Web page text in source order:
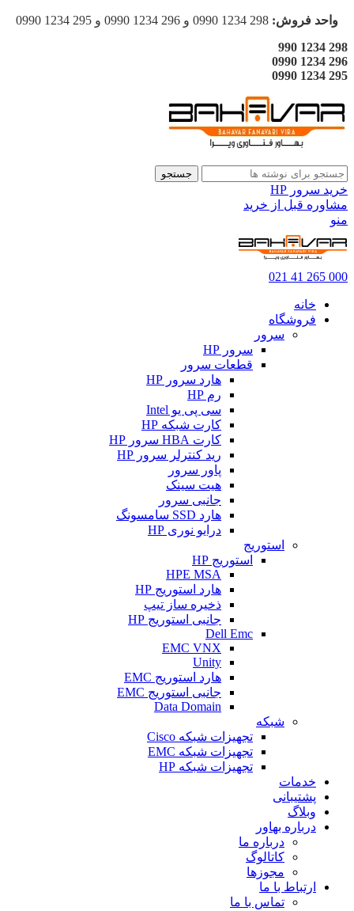
واحد فروش:
298 1234 990
296 1234 0990
295 1234 0990
جستجو
خرید سرور HP
مشاوره قبل از خرید
منو
000 265 41 021
خانه
فروشگاه
سرور
سرور HP
قطعات سرور
هارد سرور HP
رم HP
سی پی یو Intel
کارت شبکه HP
کارت HBA سرور HP
رید کنترلر سرور HP
پاور سرور
هیت سینک
جانبی سرور
هارد SSD سامسونگ
درایو نوری HP
استوریج
استوریج HP
HPE MSA
هارد استوریج HP
ذخیره ساز تیپ
جانبی استوریج HP
Dell Emc
EMC VNX
Unity
هارد استوریج EMC
جانبی استوریج EMC
Data Domain
شبکه
تجهیزات شبکه Cisco
تجهیزات شبکه EMC
تجهیزات شبکه HP
خدمات
پشتیبانی
وبلاگ
درباره بهاور
درباره ما
کاتالوگ
مجوزها
ارتباط با ما
تماس با ما